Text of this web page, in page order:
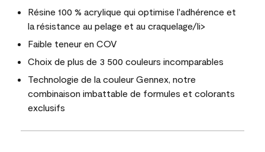
Résine 100 % acrylique qui optimise l'adhérence et
la résistance au pelage et au craquelage/li>
Faible teneur en COV
Choix de plus de 3 500 couleurs incomparables
Technologie de la couleur Gennex, notre
combinaison imbattable de formules et colorants
exclusifs